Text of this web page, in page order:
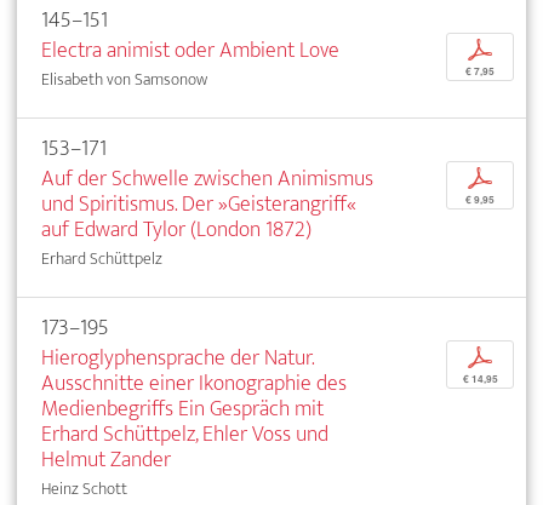
145–151
Electra animist oder Ambient Love
Elisabeth von Samsonow
p
€ 7,95
153–171
Auf der Schwelle zwischen Animismus
und Spiritismus. Der »Geisterangriff«
auf Edward Tylor (London 1872)
Erhard Schüttpelz
p
€ 9,95
173–195
Hieroglyphensprache der Natur.
Ausschnitte einer Ikonographie des
Medienbegriffs Ein Gespräch mit
Erhard Schüttpelz, Ehler Voss und
Helmut Zander
Heinz Schott
p
€ 14,95